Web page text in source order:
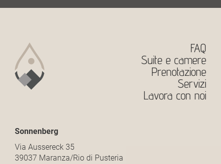
FAQ
Suite e camere
Prenotazione
Servizi
Lavora con noi
Sonnenberg
Via Aussereck 35
39037 Maranza/Rio di Pusteria